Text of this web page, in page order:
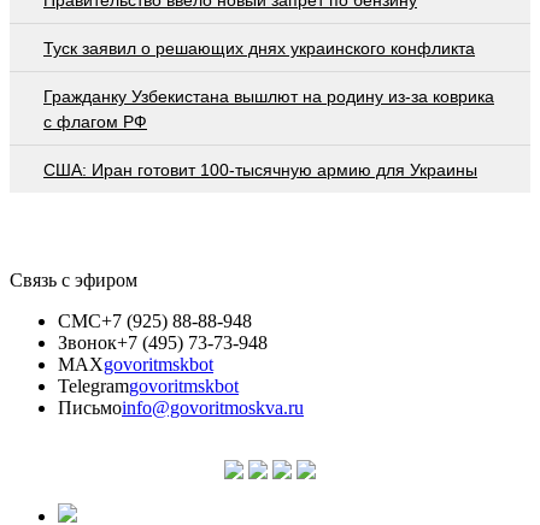
Туск заявил о решающих днях украинского конфликта
Гражданку Узбекистана вышлют на родину из-за коврика
с флагом РФ
США: Иран готовит 100-тысячную армию для Украины
Связь с эфиром
СМС+7 (925) 88-88-948
Звонок+7 (495) 73-73-948
MAXgovoritmskbot
Telegramgovoritmskbot
Письмоinfo@govoritmoskva.ru